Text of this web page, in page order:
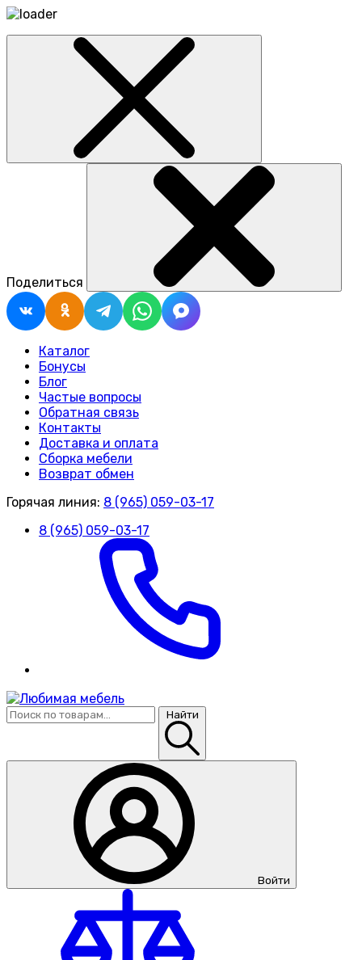
Поделиться
Каталог
Бонусы
Блог
Частые вопросы
Обратная связь
Контакты
Доставка и оплата
Сборка мебели
Возврат обмен
Горячая линия: 8 (965) 059-03-17
8 (965) 059-03-17
Найти
Войти